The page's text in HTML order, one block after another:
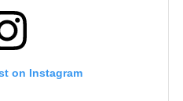
on Instagram